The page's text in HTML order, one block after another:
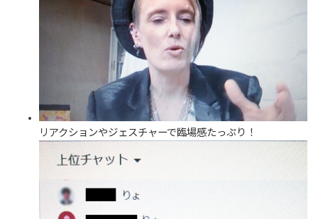
リアクションやジェスチャーで臨場感たっぷり！